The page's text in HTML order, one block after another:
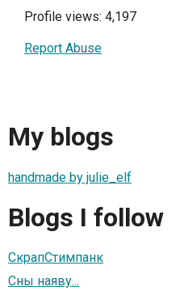
Profile views: 4,197
Report Abuse
My blogs
handmade by julie_elf
Blogs I follow
СкрапСтимпанк
Сны наяву...